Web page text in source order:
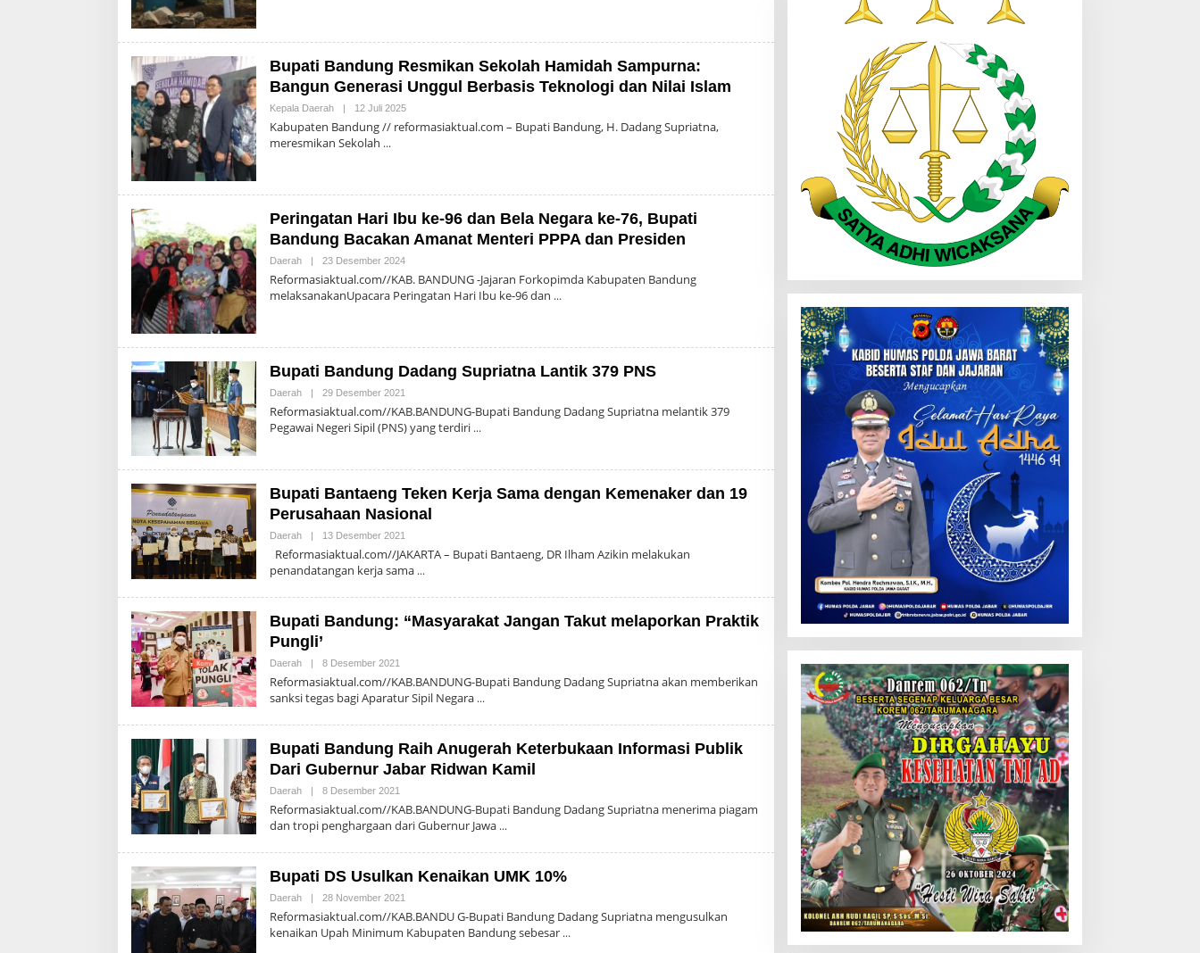
Bupati Bandung Resmikan Sekolah Hamidah Sampurna:
Bangun Generasi Unggul Berbasis Teknologi dan Nilai Islam
Kepala Daerah | 12 Juli 2025Oleh
Kabupaten Bandung // reformasiaktual.com – Bupati Bandung, H. Dadang Supriatna,
meresmikan Sekolah
Peringatan Hari Ibu ke-96 dan Bela Negara ke-76, Bupati
Bandung Bacakan Amanat Menteri PPPA dan Presiden
Daerah | 23 Desember 2024Oleh
Reformasiaktual.com//KAB. BANDUNG -Jajaran Forkopimda Kabupaten Bandung
melaksanakanUpacara Peringatan Hari Ibu ke-96 dan
Bupati Bandung Dadang Supriatna Lantik 379 PNS
Daerah | 29 Desember 2021
Reformasiaktual.com//KAB.BANDUNG-Bupati Bandung Dadang Supriatna melantik 379
Pegawai Negeri Sipil (PNS) yang terdiri
Bupati Bantaeng Teken Kerja Sama dengan Kemenaker dan 19
Perusahaan Nasional
Daerah 13 Desember 2021
Reformasiaktual.com//JAKARTA – Bupati Bantaeng, DR Ilham Azikin melakukan
penandatangan kerja sama
Bupati Bandung: “Masyarakat Jangan Takut melaporkan Praktik
Pungli’
Daerah 8 Desember 2021
Reformasiaktual.com//KAB.BANDUNG-Bupati Bandung Dadang Supriatna akan memberikan
sanksi tegas bagi Aparatur Sipil Negara
Bupati Bandung Raih Anugerah Keterbukaan Informasi Publik
Dari Gubernur Jabar Ridwan Kamil
Daerah 8 Desember 2021
Reformasiaktual.com//KAB.BANDUNG-Bupati Bandung Dadang Supriatna menerima piagam
dan tropi penghargaan dari Gubernur Jawa
Bupati DS Usulkan Kenaikan UMK 10%
Daerah 28 November 2021
Reformasiaktual.com//KAB.BANDU G-Bupati Bandung Dadang Supriatna mengusulkan
kenaikan Upah Minimum Kabupaten Bandung sebesar